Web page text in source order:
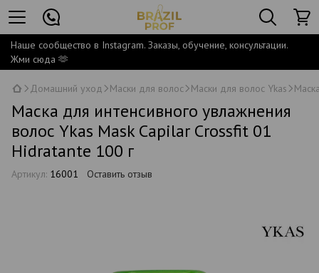
Наше сообщество в Instagram. Заказы, обучение, консультации.
Жми сюда 🫶
Домашний уход Маски для волос Маски для волос Ykas
Маска для интенсивного увлажнения
волос Ykas Mask Capilar Crossfit 01
Hidratante 100 г
Артикул: 16001 Оставить отзыв